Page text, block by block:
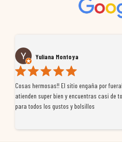
Yuliana Montoya
Cosas hermosas!! El sitio engaña por
atienden super bien y encuentras casi de
para todos los gustos y bolsillos